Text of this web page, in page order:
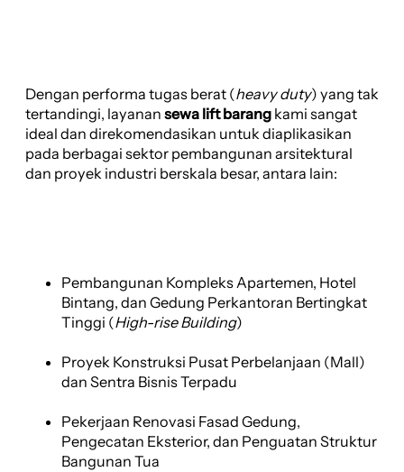
Dengan performa tugas berat (heavy duty) yang tak
tertandingi, layanan sewa lift barang kami sangat
ideal dan direkomendasikan untuk diaplikasikan
pada berbagai sektor pembangunan arsitektural
dan proyek industri berskala besar, antara lain:
Pembangunan Kompleks Apartemen, Hotel
Bintang, dan Gedung Perkantoran Bertingkat
Tinggi (High-rise Building)
Proyek Konstruksi Pusat Perbelanjaan (Mall)
dan Sentra Bisnis Terpadu
Pekerjaan Renovasi Fasad Gedung,
Pengecatan Eksterior, dan Penguatan Struktur
Bangunan Tua